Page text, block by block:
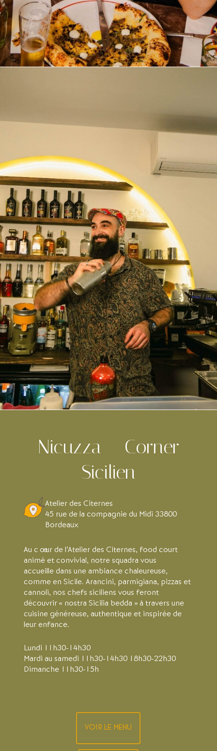
Nicuzza – Corner
Sicilien
Atelier des Citernes
45 rue de la compagnie du Midi 33800
Bordeaux
Au cœur de l’Atelier des Citernes, food court
animé et convivial, notre squadra vous
accueille dans une ambiance chaleureuse,
comme en Sicile. Arancini, parmigiana, pizzas et
cannoli, nos chefs siciliens vous feront
découvrir « nostra Sicilia bedda » à travers une
cuisine généreuse, authentique et inspirée de
leur enfance.
Lundi 11h30-14h30
Mardi au samedi 11h30-14h30 18h30-22h30
Dimanche 11h30-15h
VOIR LE MENU